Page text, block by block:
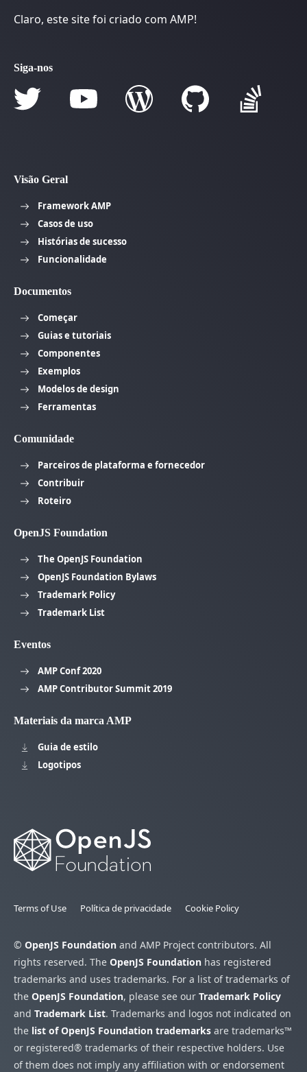
Claro, este site foi criado com AMP!
Siga-nos
Visão Geral
Framework AMP
Casos de uso
Histórias de sucesso
Funcionalidade
Documentos
Começar
Guias e tutoriais
Componentes
Exemplos
Modelos de design
Ferramentas
Comunidade
Parceiros de plataforma e fornecedor
Contribuir
Roteiro
OpenJS Foundation
The OpenJS Foundation
OpenJS Foundation Bylaws
Trademark Policy
Trademark List
Eventos
AMP Conf 2020
AMP Contributor Summit 2019
Materiais da marca AMP
Guia de estilo
Logotipos
Terms of Use Política de privacidade Cookie Policy
© OpenJS Foundation and AMP Project contributors. All
rights reserved. The OpenJS Foundation has registered
trademarks and uses trademarks. For a list of trademarks of
the OpenJS Foundation, please see our Trademark Policy
and Trademark List. Trademarks and logos not indicated on
the list of OpenJS Foundation trademarks are trademarks™
or registered® trademarks of their respective holders. Use
of them does not imply any affiliation with or endorsement